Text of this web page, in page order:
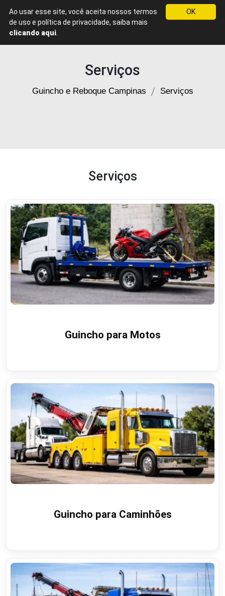
WhatsApp
Guincho
e
Reboque
Serviços
Guincho e Reboque Campinas Serviços
Serviços
Guincho para Motos
Guincho para Caminhões
OK
Ao usar esse site, você aceita nossos termos
de uso e política de privacidade, saiba mais
clicando aqui